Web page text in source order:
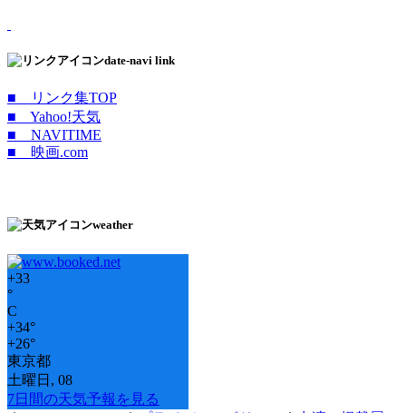
date-navi link
■ リンク集TOP
■ Yahoo!天気
■ NAVITIME
■ 映画.com
weather
+33
°
C
+34°
+26°
東京都
土曜日, 08
7日間の天気予報を見る